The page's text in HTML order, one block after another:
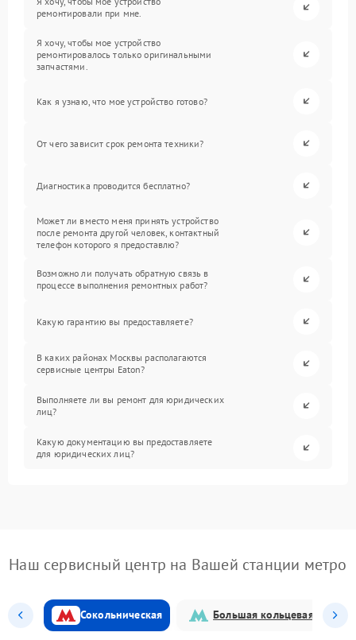
ремонтировали при мне.
Я хочу, чтобы мое устройство
ремонтировалось только оригинальными
запчастями.
Как я узнаю, что мое устройство готово?
От чего зависит срок ремонта техники?
Диагностика проводится бесплатно?
Может ли вместо меня принять устройство
после ремонта другой человек, контактный
телефон которого я предоставлю?
Возможно ли получать обратную связь в
процессе выполнения ремонтных работ?
Какую гарантию вы предоставляете?
В каких районах Москвы располагаются
сервисные центры Eaton?
Выполняете ли вы ремонт для юридических
лиц?
Какую документацию вы предоставляете
для юридических лиц?
Наш сервисный центр на Вашей станции метро
Сокольническая Большая кольцевая